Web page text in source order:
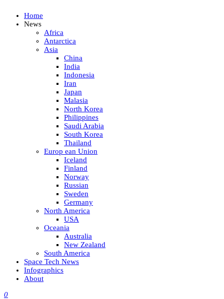
Home
News
Africa
Antarctica
Asia
China
India
Indonesia
Iran
Japan
Malasia
North Korea
Philippines
Saudi Arabia
South Korea
Thailand
Europ ean Union
Iceland
Finland
Norway
Russian
Sweden
Germany
North America
USA
Oceania
Australia
New Zealand
South America
Space Tech News
Infographics
About
0